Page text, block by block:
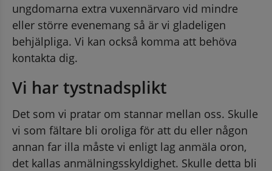
ungdomarna extra vuxennärvaro vid mindre
eller större evenemang så är vi gladeligen
behjälpliga. Vi kan också komma att behöva
kontakta dig.
Vi har tystnadsplikt
Det som vi pratar om stannar mellan oss. Skulle
vi som fältare bli oroliga för att du eller någon
annan far illa måste vi enligt lag anmäla oron,
det kallas anmälningsskyldighet. Skulle detta bli